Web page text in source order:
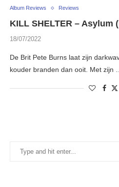
Album Reviews Reviews
KILL SHELTER – Asylum
18/07/2022
De Brit Pete Burns laat zijn
kouder branden dan ooit. Met zijn